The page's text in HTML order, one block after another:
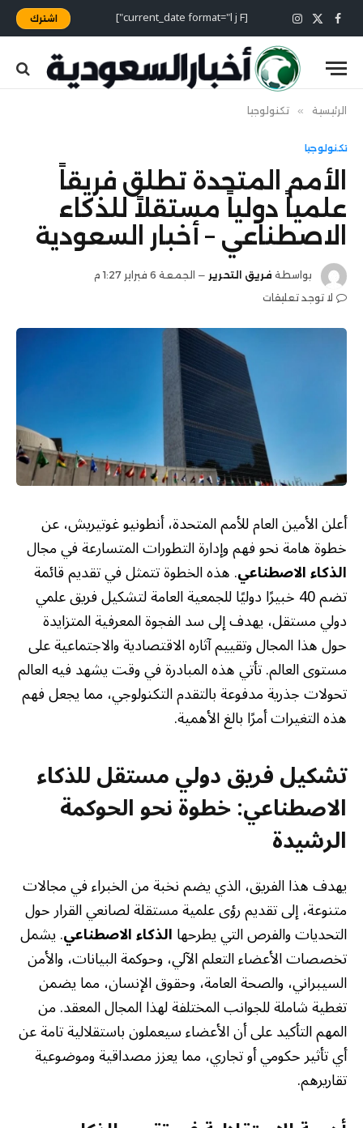
فيسبوك
X
(Twitter)
الانستغرام [current_date format="l j F"] اشترك
الرئيسية » تكنولوجيا
تكنولوجيا
الأمم المتحدة تطلق فريقاً
علمياً دولياً مستقلاً للذكاء
الاصطناعي – أخبار السعودية
بواسطة فريق التحرير
الجمعة 6 فبراير 1:27 م
لا توجد تعليقات
أعلن الأمين العام للأمم المتحدة، أنطونيو غوتيريش، عن
خطوة هامة نحو فهم وإدارة التطورات المتسارعة في مجال
الذكاء الاصطناعي. هذه الخطوة تتمثل في تقديم قائمة
تضم 40 خبيرًا دوليًا للجمعية العامة لتشكيل فريق علمي
دولي مستقل، يهدف إلى سد الفجوة المعرفية المتزايدة
حول هذا المجال وتقييم آثاره الاقتصادية والاجتماعية على
مستوى العالم. تأتي هذه المبادرة في وقت يشهد فيه العالم
تحولات جذرية مدفوعة بالتقدم التكنولوجي، مما يجعل فهم
هذه التغيرات أمرًا بالغ الأهمية.
تشكيل فريق دولي مستقل للذكاء
الاصطناعي: خطوة نحو الحوكمة
الرشيدة
يهدف هذا الفريق، الذي يضم نخبة من الخبراء في مجالات
متنوعة، إلى تقديم رؤى علمية مستقلة لصانعي القرار حول
التحديات والفرص التي يطرحهاالذكاء الاصطناعي. يشمل
تخصصات الأعضاء التعلم الآلي، وحوكمة البيانات، والأمن
السيبراني، والصحة العامة، وحقوق الإنسان، مما يضمن
تغطية شاملة للجوانب المختلفة لهذا المجال المعقد. من
المهم التأكيد على أن الأعضاء سيعملون باستقلالية تامة عن
أي تأثير حكومي أو تجاري، مما يعزز مصداقية وموضوعية
تقاريرهم.